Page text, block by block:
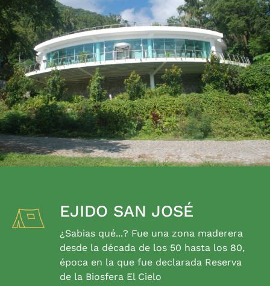
EJIDO SAN JOSÉ
¿Sabias qué...? Fue una zona maderera
desde la década de los 50 hasta los 80,
época en la que fue declarada Reserva
de la Biosfera El Cielo